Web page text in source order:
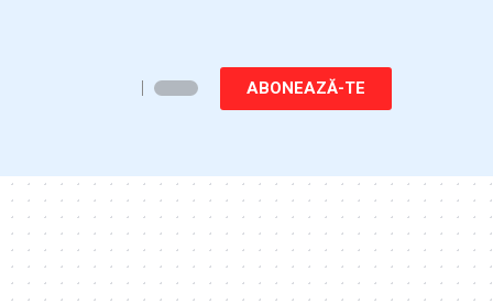
ABONEAZĂ-TE